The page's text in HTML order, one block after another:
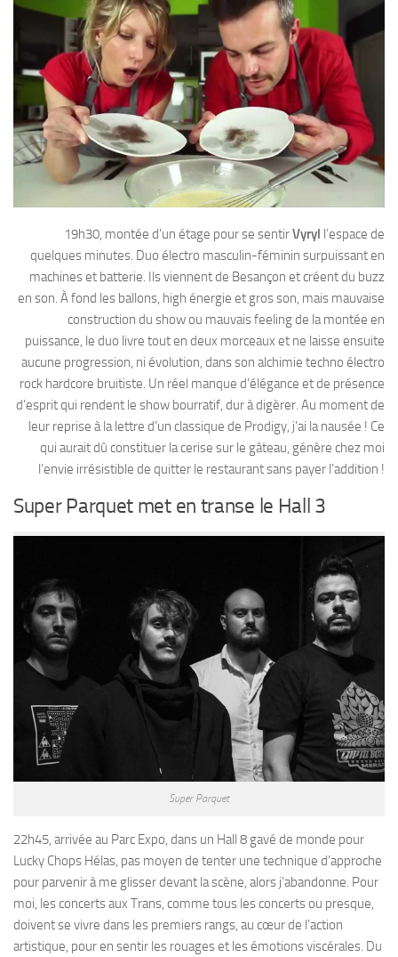
19h30, montée d’un étage pour se sentirVyryl l’espace de
quelques minutes. Duo électro masculin-féminin surpuissant en
machines et batterie. Ils viennent de Besançon et créent du buzz
en son. À fond les ballons, high énergie et gros son, mais mauvaise
construction du show ou mauvais feeling de la montée en
puissance, le duo livre tout en deux morceaux et ne laisse ensuite
aucune progression, ni évolution, dans son alchimie techno électro
rock hardcore bruitiste. Un réel manque d’élégance et de présence
d’esprit qui rendent le show bourratif, dur à digèrer. Au moment de
leur reprise à la lettre d’un classique de Prodigy, j’ai la nausée ! Ce
qui aurait dû constituer la cerise sur le gâteau, génère chez moi
l’envie irrésistible de quitter le restaurant sans payer l’addition !
Super Parquet met en transe le Hall 3
Super Parquet
22h45, arrivée au Parc Expo, dans un Hall 8 gavé de monde pour
Lucky Chops Hélas, pas moyen de tenter une technique d’approche
pour parvenir à me glisser devant la scène, alors j’abandonne. Pour
moi, les concerts aux Trans, comme tous les concerts ou presque,
doivent se vivre dans les premiers rangs, au cœur de l’action
artistique, pour en sentir les rouages et les émotions viscérales. Du